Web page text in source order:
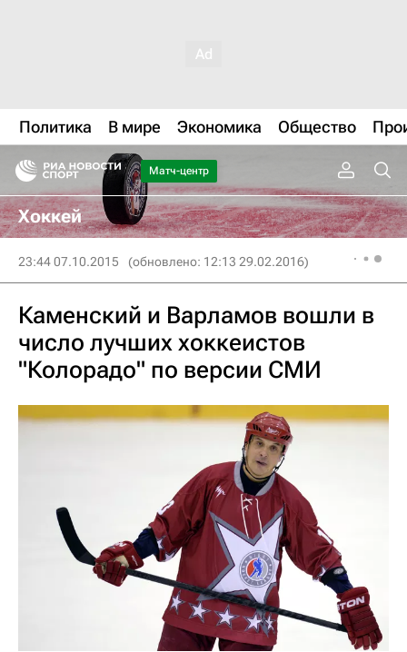
Политика В мире Экономика Общество
Матч-центр
Хоккей
23:44 07.10.2015 (обновлено: 12:13 29.02.2016)
Каменский и Варламов вошли в
число лучших хоккеистов
"Колорадо" по версии СМИ